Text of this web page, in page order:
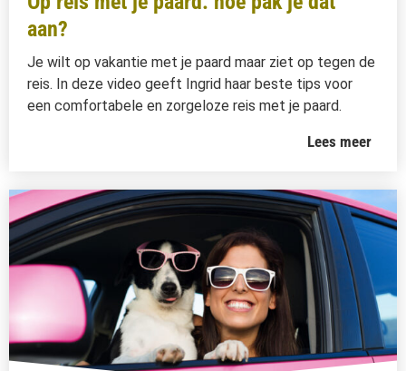
aan?
Je wilt op vakantie met je paard maar ziet op tegen de
reis. In deze video geeft Ingrid haar beste tips voor
een comfortabele en zorgeloze reis met je paard.
Lees meer